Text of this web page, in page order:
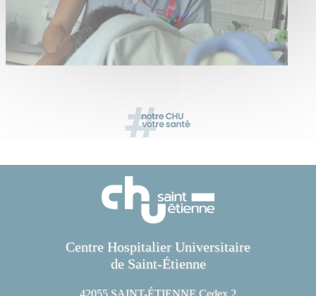
Centre Hospitalier Universitaire
de Saint-Étienne